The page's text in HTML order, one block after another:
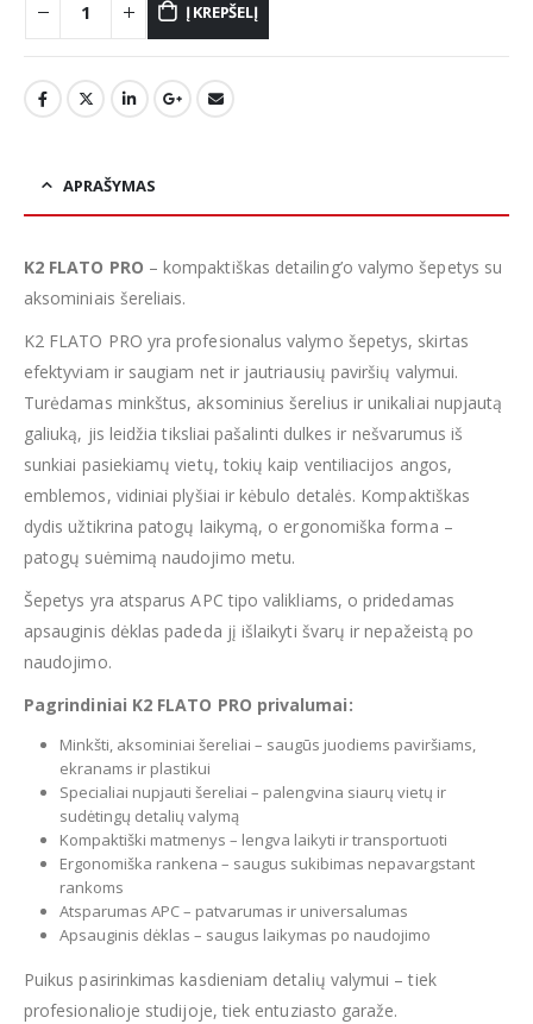
Į KREPŠELĮ
APRAŠYMAS
K2 FLATO PRO – kompaktiškas detailing’o valymo šepetys su
aksominiais šereliais.
K2 FLATO PRO yra profesionalus valymo šepetys, skirtas
efektyviam ir saugiam net ir jautriausių paviršių valymui.
Turėdamas minkštus, aksominius šerelius ir unikaliai nupjautą
galiuką, jis leidžia tiksliai pašalinti dulkes ir nešvarumus iš
sunkiai pasiekiamų vietų, tokių kaip ventiliacijos angos,
emblemos, vidiniai plyšiai ir kėbulo detalės. Kompaktiškas
dydis užtikrina patogų laikymą, o ergonomiška forma –
patogų suėmimą naudojimo metu.
Šepetys yra atsparus APC tipo valikliams, o pridedamas
apsauginis dėklas padeda jį išlaikyti švarų ir nepažeistą po
naudojimo.
Pagrindiniai K2 FLATO PRO privalumai:
Minkšti, aksominiai šereliai – saugūs juodiems paviršiams,
ekranams ir plastikui
Specialiai nupjauti šereliai – palengvina siaurų vietų ir
sudėtingų detalių valymą
Kompaktiški matmenys – lengva laikyti ir transportuoti
Ergonomiška rankena – saugus sukibimas nepavargstant
rankoms
Atsparumas APC – patvarumas ir universalumas
Apsauginis dėklas – saugus laikymas po naudojimo
Puikus pasirinkimas kasdieniam detalių valymui – tiek
profesionalioje studijoje, tiek entuziasto garaže.